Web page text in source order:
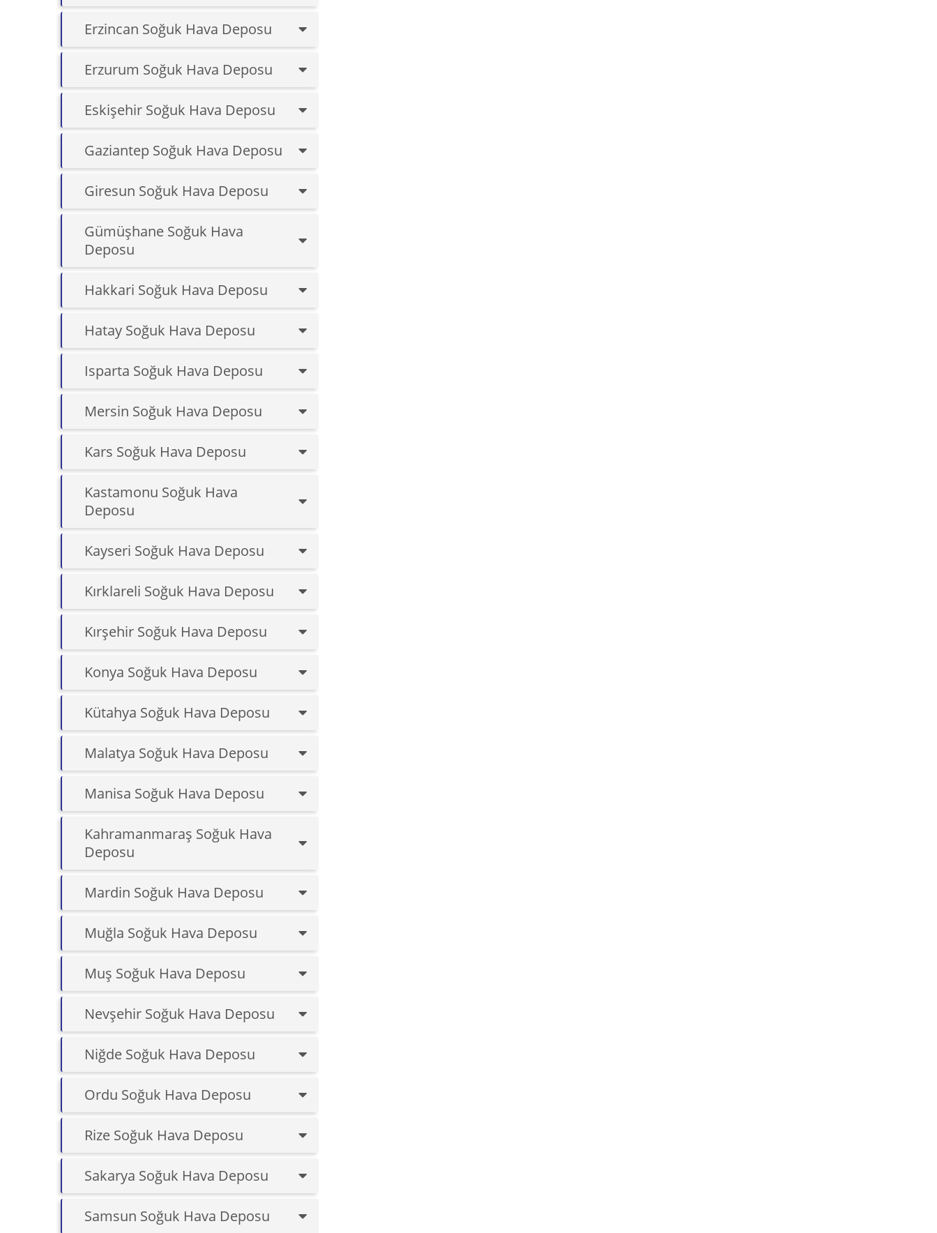
Erzincan Soğuk Hava Deposu
Erzurum Soğuk Hava Deposu
Eskişehir Soğuk Hava Deposu
Gaziantep Soğuk Hava Deposu
Giresun Soğuk Hava Deposu
Gümüşhane Soğuk Hava
Deposu
Hakkari Soğuk Hava Deposu
Hatay Soğuk Hava Deposu
Isparta Soğuk Hava Deposu
Mersin Soğuk Hava Deposu
Kars Soğuk Hava Deposu
Kastamonu Soğuk Hava
Deposu
Kayseri Soğuk Hava Deposu
Kırklareli Soğuk Hava Deposu
Kırşehir Soğuk Hava Deposu
Konya Soğuk Hava Deposu
Kütahya Soğuk Hava Deposu
Malatya Soğuk Hava Deposu
Manisa Soğuk Hava Deposu
Kahramanmaraş Soğuk Hava
Deposu
Mardin Soğuk Hava Deposu
Muğla Soğuk Hava Deposu
Muş Soğuk Hava Deposu
Nevşehir Soğuk Hava Deposu
Niğde Soğuk Hava Deposu
Ordu Soğuk Hava Deposu
Rize Soğuk Hava Deposu
Sakarya Soğuk Hava Deposu
Samsun Soğuk Hava Deposu